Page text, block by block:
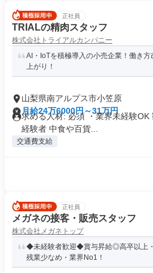
正社員
TRIALの精肉スタッフ
株式会社トライアルカンパニー
AI・IoTを積極導入の小売企業！働き
上がり！
山梨県南アルプス市小笠原
月給24万6000円～31万円
求める人材: 必須 ・業界未経験
経験者 中食や百貨...
交通費支給
正社員
メガネの接客・販売スタッフ
株式会社メガネトップ
◆未経験者歓迎◆賞与昇給◎高卒以上・
残業少なめ・業界No1！